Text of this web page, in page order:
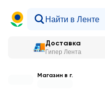
Доставка
Гипер Лента
Магазин в г.